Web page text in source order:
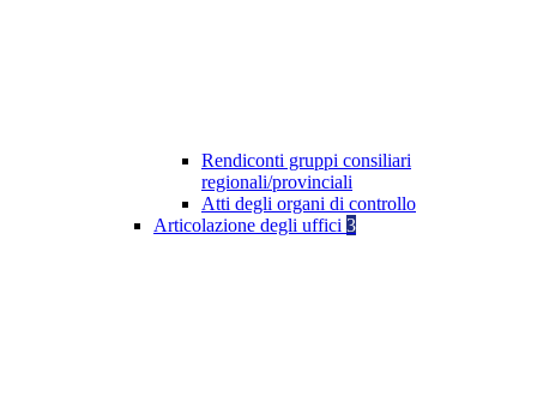
Rendiconti gruppi consiliari
regionali/provinciali
Atti degli organi di controllo
Articolazione degli uffici 3